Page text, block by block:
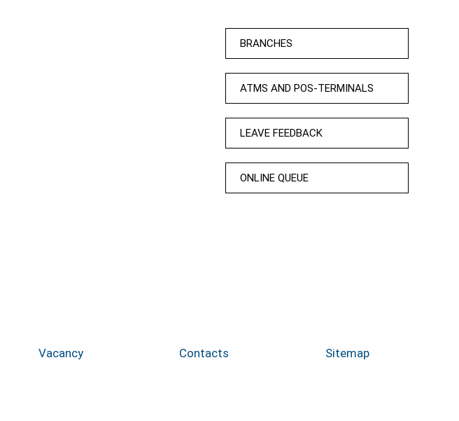
BRANCHES
ATMS AND POS-TERMINALS
LEAVE FEEDBACK
ONLINE QUEUE
Vacancy Contacts Sitemap